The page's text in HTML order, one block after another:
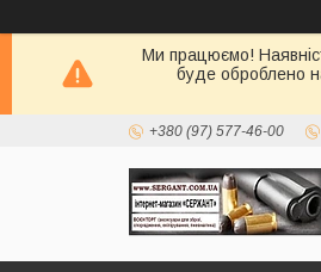
Ми працюємо!
буде оброблено
+380 (97) 577-46-00